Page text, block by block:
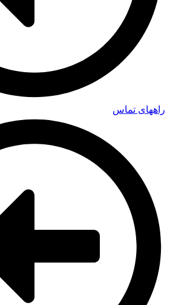
راههای تماس